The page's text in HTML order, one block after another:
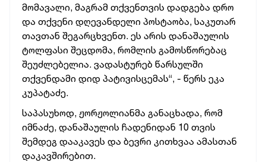
მომავალი, მაგრამ თქვენთვის დადგება დრო
და თქვენი დღევანდელი პოსტაობა, საკუთარ
თავთან შეგარცხვენთ. ეს არის დანაშაულის
ტოლფასი შეცდომა, რომლის გამოსწორებაც
შეუძლებელია. ვადასტურებ წარსულში
თქვენდამი დიდ პატივისცემას“, - წერს ეკა
კუპატაძე.
საპასუხოდ, ჟორჟოლიანმა განაცხადა, რომ
იმნაძე, დანაშაულის ჩადენიდან 10 თვის
შემდეგ დააკავეს და ბევრი კითხვაა ამასთან
დაკავშირებით.